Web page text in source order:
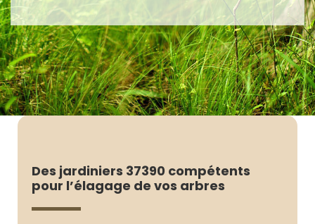
Des jardiniers 37390 compétents
pour l’élagage de vos arbres